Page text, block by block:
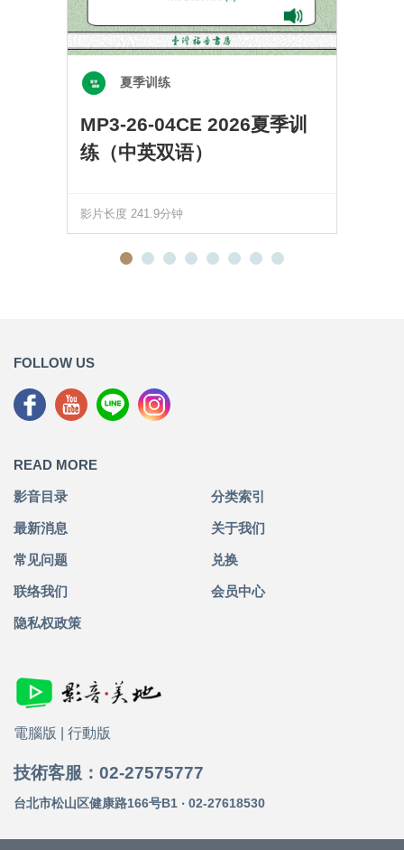
夏季训练
MP3-26-04CE 2026夏季训
练（中英双语）
影片长度 241.9分钟
FOLLOW US
READ MORE
影音目录 分类索引
最新消息 关于我们
常见问题 兑换
联络我们 会员中心
隐私权政策
電腦版 行動版
技術客服：02-27575777
台北市松山区健康路166号B1 ‧ 02-27618530